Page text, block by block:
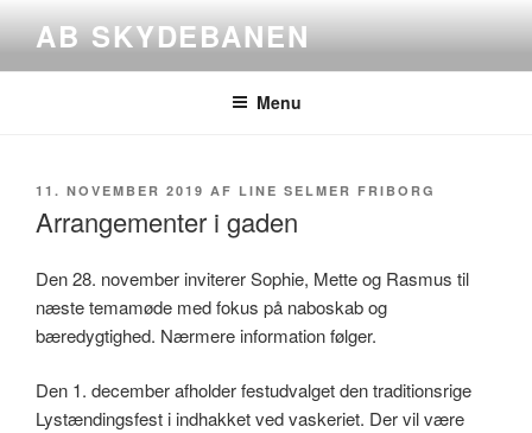
indhold
AB SKYDEBANEN
Menu
UDGIVET
DEN
11. NOVEMBER 2019 AF LINE SELMER FRIBORG
Arrangementer i gaden
Den 28. november inviterer Sophie, Mette og Rasmus til
næste temamøde med fokus på naboskab og
bæredygtighed. Nærmere information følger.
Den 1. december afholder festudvalget den traditionsrige
Lystændingsfest i indhakket ved vaskeriet. Der vil være